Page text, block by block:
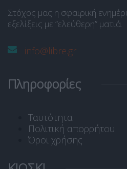
Στόχος μας η σφαιρική
εξελίξεις με “ελεύθερη” ματιά.
info@libre.gr
Πληροφορίες
Ταυτότητα
Πολιτική απορρήτου
Όροι χρήσης